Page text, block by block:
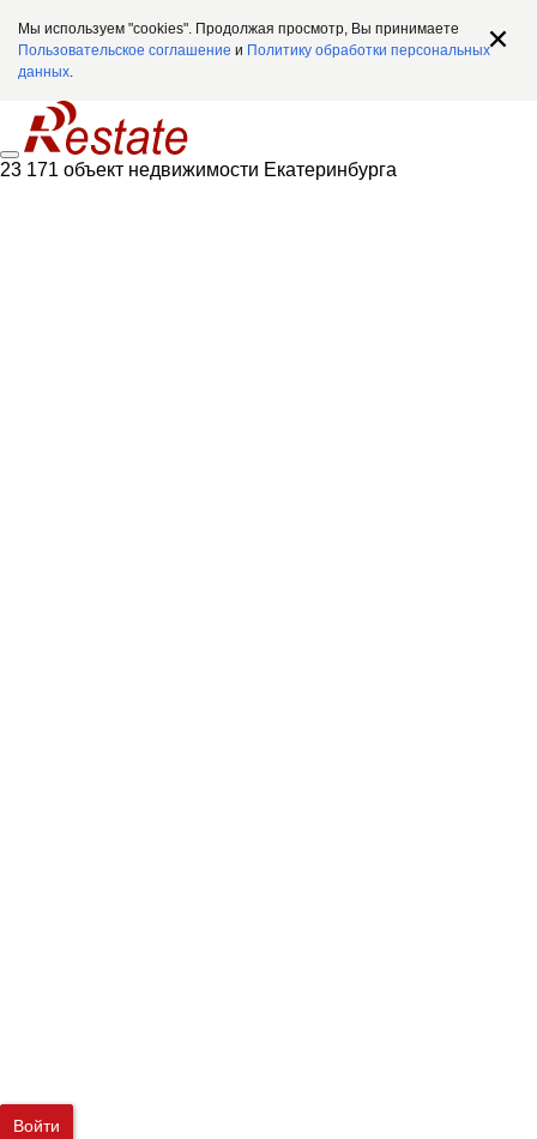
Мы используем "cookies". Продолжая просмотр, Вы принимаете
Пользовательское соглашение и Политику обработки персональных
данных.
23 171 объект недвижимости Екатеринбурга
Войти